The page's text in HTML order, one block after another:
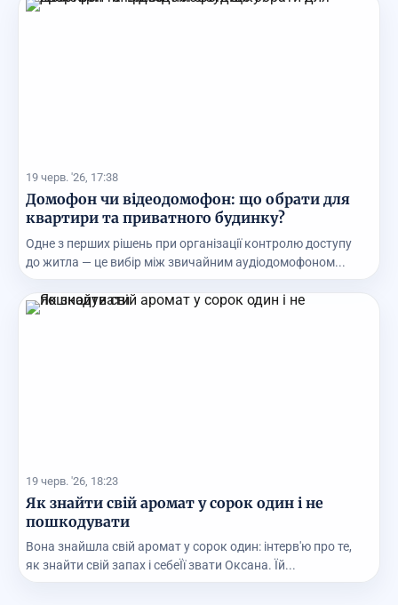
19 черв. '26, 17:38
Домофон чи відеодомофон: що обрати для
квартири та приватного будинку?
Одне з перших рішень при організації контролю доступу
до житла — це вибір між звичайним аудіодомофоном...
19 черв. '26, 18:23
Як знайти свій аромат у сорок один і не
пошкодувати
Вона знайшла свій аромат у сорок один: інтерв'ю про те,
як знайти свій запах і себеЇї звати Оксана. Їй...